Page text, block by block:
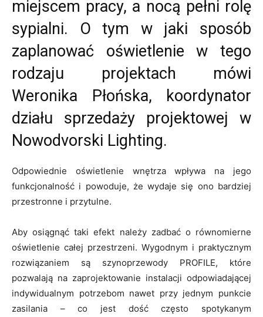
miejscem pracy, a nocą pełni rolę
sypialni. O tym w jaki sposób
zaplanować oświetlenie w tego
rodzaju projektach mówi
Weronika Płońska, koordynator
działu sprzedaży projektowej w
Nowodvorski Lighting.
Odpowiednie oświetlenie wnętrza wpływa na jego
funkcjonalność i powoduje, że wydaje się ono bardziej
przestronne i przytulne.
Aby osiągnąć taki efekt należy zadbać o równomierne
oświetlenie całej przestrzeni. Wygodnym i praktycznym
rozwiązaniem są szynoprzewody PROFILE, które
pozwalają na zaprojektowanie instalacji odpowiadającej
indywidualnym potrzebom nawet przy jednym punkcie
zasilania – co jest dość często spotykanym